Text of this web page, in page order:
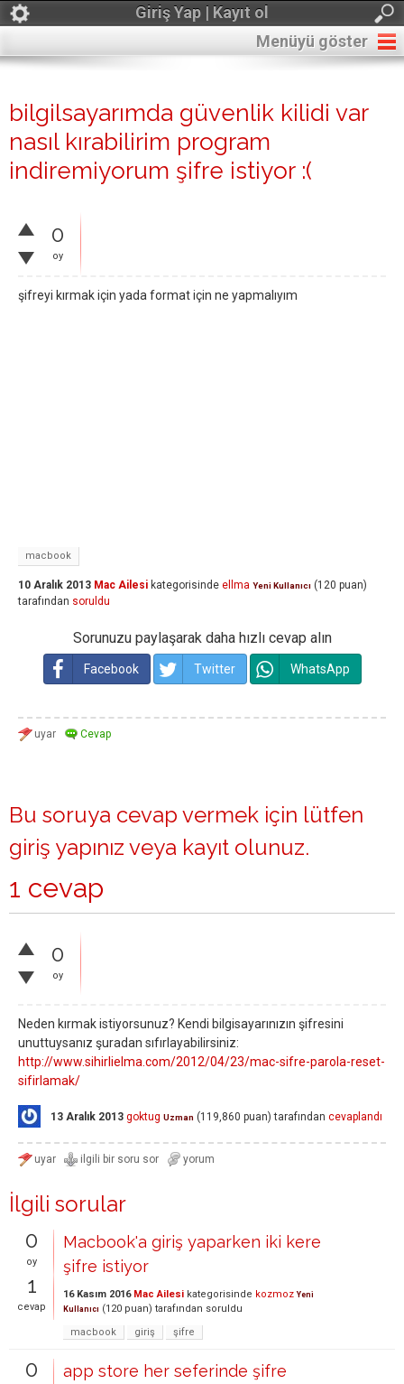
Giriş Yap | Kayıt ol
Menüyü göster
bilgilsayarımda güvenlik kilidi var
nasıl kırabilirim program
indiremiyorum şifre istiyor :(
0
oy
şifreyi kırmak için yada format için ne yapmalıyım
macbook
10 Aralık 2013 Mac Ailesi kategorisinde ellma Yeni Kullanıcı (120 puan)
tarafından soruldu
Sorunuzu paylaşarak daha hızlı cevap alın
Facebook Twitter WhatsApp
Bu soruya cevap vermek için lütfen
giriş yapınız veya kayıt olunuz.
1 cevap
0
oy
Neden kırmak istiyorsunuz? Kendi bilgisayarınızın şifresini
unuttuysanız şuradan sıfırlayabilirsiniz:
http://www.sihirlielma.com/2012/04/23/mac-sifre-parola-reset-
sifirlamak/
13 Aralık 2013 goktug Uzman (119,860 puan) tarafından cevaplandı
İlgili sorular
0
oy
1
cevap
Macbook'a giriş yaparken iki kere
şifre istiyor
16 Kasım 2016 Mac Ailesi kategorisinde kozmoz Yeni
Kullanıcı (120 puan) tarafından soruldu
macbook
giriş şifre
0
app store her seferinde şifre